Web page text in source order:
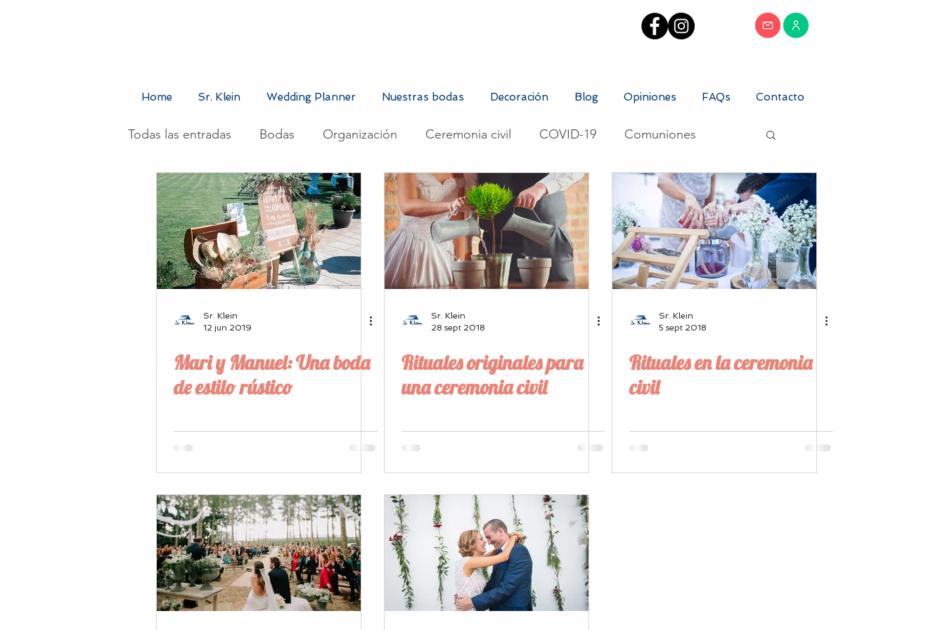
Home Sr. Klein Wedding Planner Nuestras bodas Decoración Blog Opiniones FAQs Contacto
Todas las entradas Bodas Organización Ceremonia civil COVID-19 Comuniones
Sr. Klein Shootings Cumpleaños Moda
Sr. Klein
12 jun 2019
Mari y Manuel: Una boda
de estilo rústico
Sr. Klein
28 sept 2018
Rituales originales para
una ceremonia civil
Sr. Klein
5 sept 2018
Rituales en la ceremonia
civil